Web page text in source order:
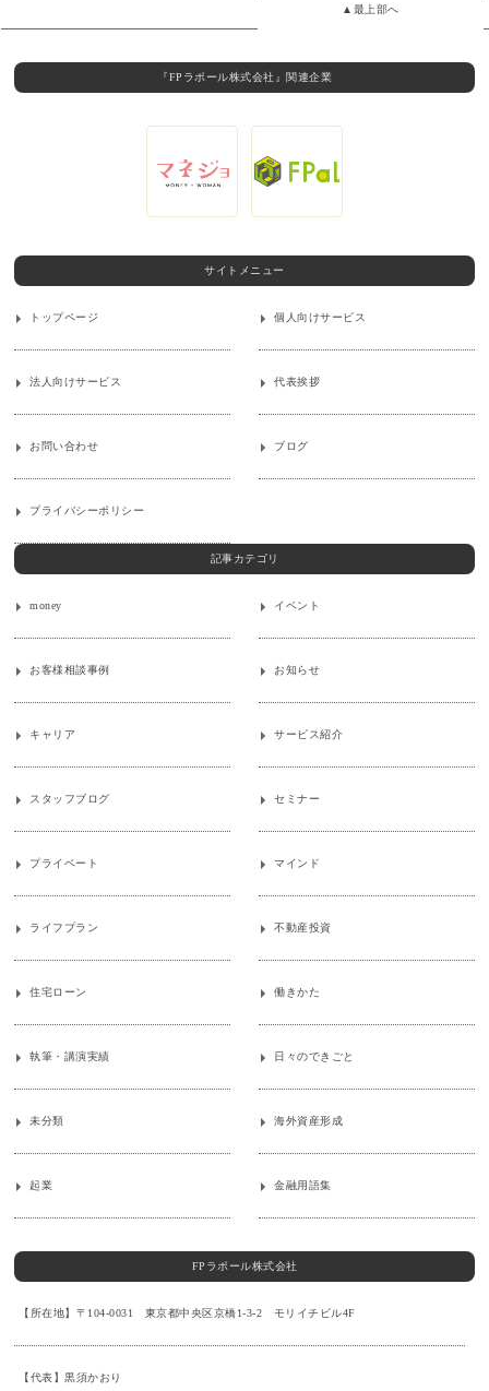
▲最上部へ
『FPラポール株式会社』関連企業
サイトメニュー
トップページ 個人向けサービス
法人向けサービス 代表挨拶
お問い合わせ ブログ
プライバシーポリシー
記事カテゴリ
money イベント
お客様相談事例 お知らせ
キャリア サービス紹介
スタッフブログ セミナー
プライベート マインド
ライフプラン 不動産投資
住宅ローン 働きかた
執筆・講演実績 日々のできごと
未分類 海外資産形成
起業 金融用語集
FPラポール株式会社
【所在地】〒104-0031 東京都中央区京橋1-3-2 モリイチビル4F
【代表】黒須かおり